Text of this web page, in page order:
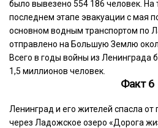
было вывезено 554 186 человек. На
последнем этапе эвакуации с мая
основном водным транспортом по
отправлено на Большую Землю
Всего в годы войны из Ленинграда
1,5 миллионов человек.
Факт 6
Ленинград и его жителей спасла
через Ладожское озеро «Дорога